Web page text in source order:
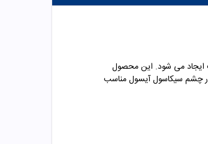
ایجاد می شود. این محصول
چشم سیکاسول آیسول مناسب